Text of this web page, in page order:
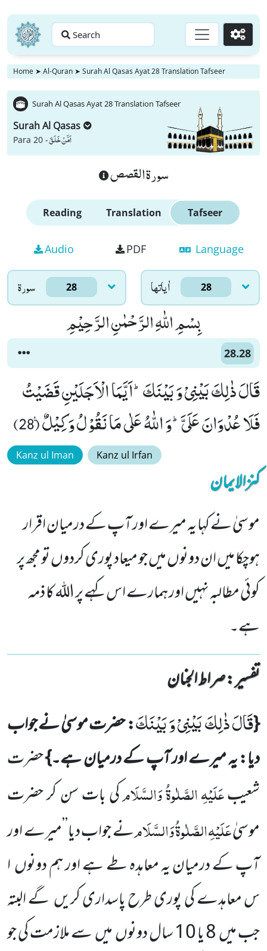
Search Go
Home ➤ Al-Quran ➤ Surah Al Qasas Ayat 28 Translation Tafseer
Surah Al Qasas Ayat 28 Translation Tafseer
Surah Al Qasas
Para 20 -اَمَّنْ خَلَقَ
سورة القصص
Reading Translation Tafseer
Audio PDF Language
سورۃ 28 اٰياتها 28
بِسْمِ اللّٰهِ الرَّحْمٰنِ الرَّحِیْمِ
28.28
قَالَ ذٰلِكَ بَیْنِیْ وَ بَیْنَكَؕ-اَیَّمَا الْاَجَلَیْنِ قَضَیْتُ
فَلَا عُدْوَانَ عَلَیَّؕ-وَ اللّٰهُ عَلٰى مَا نَقُوْلُ وَكِیْلٌ۠ (28)
Kanz ul Iman Kanz ul Irfan
کنزالایمان
موسیٰ نے کہا یہ میرے اور آپ کے درمیان اقرار
ہوچکا میں ان دونوں میں جو میعاد پوری کردوں تو مجھ پر
کوئی مطالبہ نہیں اور ہمارے اس کہے پر الله کا ذمہ
ہے۔
تفسیر : ‎صراط الجنان
{قَالَ ذٰلِكَ بَیْنِیْ وَ بَیْنَكَ: حضرت موسیٰ نے جواب
دیا: یہ میرے اور آپ کے درمیان ہے۔}حضرت
شعیبعَلَیْہِالصَّلٰوۃُوَالسَّلَامکی بات سن کر حضرت
موسیٰعَلَیْہِالصَّلٰوۃُوَالسَّلَامنے جواب دیا’’میرے اور
آپ کے درمیان یہ معاہدہ طے ہے اور ہم دونوں ا
س معاہدے کی پوری طرح پاسداری کریں گے البتہ
جب میں 8 یا 10 سال دونوں میں سے ملازمت کی جو